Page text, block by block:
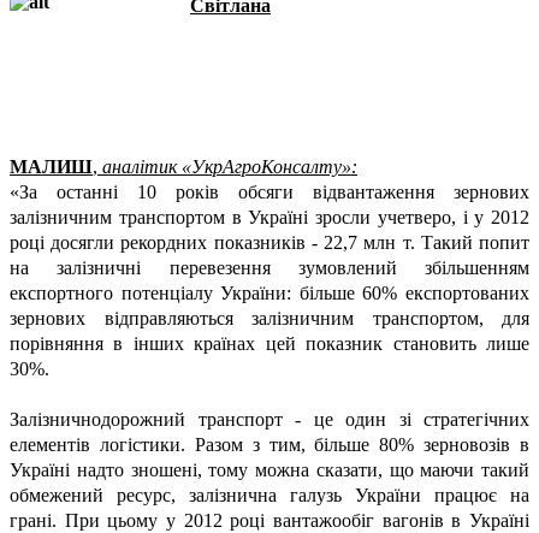
Світлана
МАЛИШ, аналітик «УкрАгроКонсалту»:
«За останні 10 років обсяги відвантаження зернових
залізничним транспортом в Україні зросли учетверо, і у 2012
році досягли рекордних показників - 22,7 млн т. Такий попит
на залізничні перевезення зумовлений збільшенням
експортного потенціалу України: більше 60% експортованих
зернових відправляються залізничним транспортом, для
порівняння в інших країнах цей показник становить лише
30%.
Залізничнодорожний транспорт - це один зі стратегічних
елементів логістики. Разом з тим, більше 80% зерновозів в
Україні надто зношені, тому можна сказати, що маючи такий
обмежений ресурс, залізнична галузь України працює на
грані. При цьому у 2012 році вантажообіг вагонів в Україні